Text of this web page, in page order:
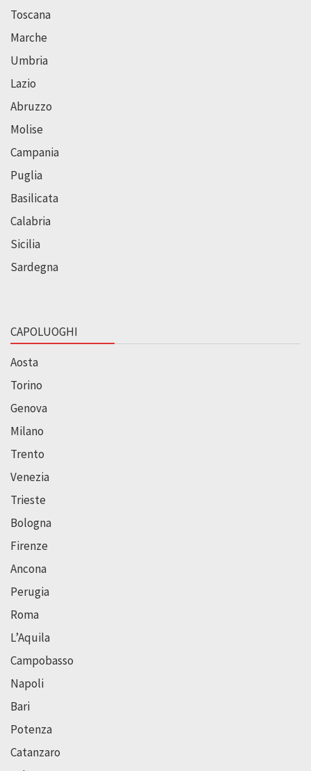
Toscana
Marche
Umbria
Lazio
Abruzzo
Molise
Campania
Puglia
Basilicata
Calabria
Sicilia
Sardegna
CAPOLUOGHI
Aosta
Torino
Genova
Milano
Trento
Venezia
Trieste
Bologna
Firenze
Ancona
Perugia
Roma
L’Aquila
Campobasso
Napoli
Bari
Potenza
Catanzaro